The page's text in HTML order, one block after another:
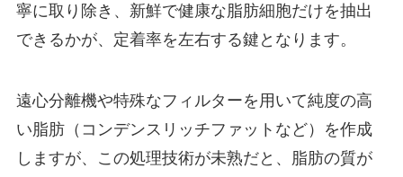
寧に取り除き、新鮮で健康な脂肪細胞だけを抽出
できるかが、定着率を左右する鍵となります。
遠心分離機や特殊なフィルターを用いて純度の高
い脂肪（コンデンスリッチファットなど）を作成
しますが、この処理技術が未熟だと、脂肪の質が